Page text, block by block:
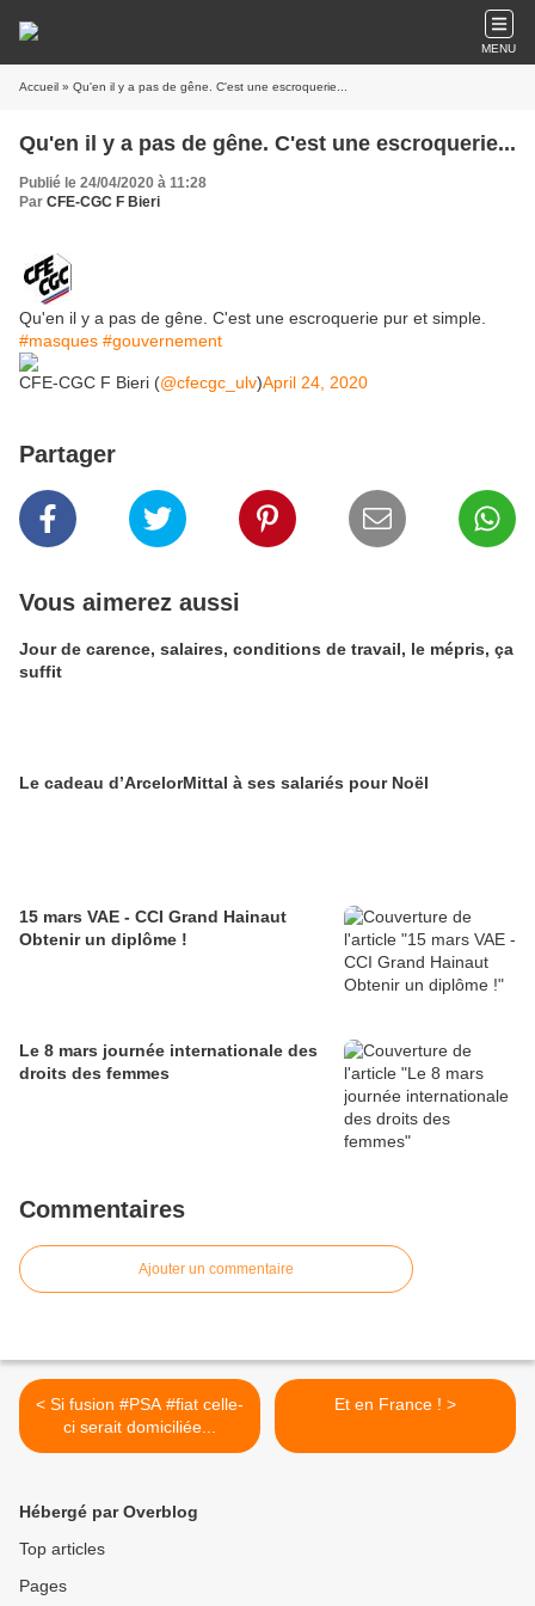
MENU
Accueil » Qu'en il y a pas de gêne. C'est une escroquerie...
Qu'en il y a pas de gêne. C'est une escroquerie...
Publié le 24/04/2020 à 11:28
Par CFE-CGC F Bieri
Qu'en il y a pas de gêne. C'est une escroquerie pur et simple.
#masques #gouvernement
CFE-CGC F Bieri (@cfecgc_ulv)April 24, 2020
Partager
Vous aimerez aussi
Jour de carence, salaires, conditions de travail, le mépris, ça
suffit
Le cadeau d’ArcelorMittal à ses salariés pour Noël
15 mars VAE - CCI Grand Hainaut
Obtenir un diplôme !
Le 8 mars journée internationale des
droits des femmes
Commentaires
Ajouter un commentaire
< Si fusion #PSA #fiat celle-
ci serait domiciliée...
Et en France ! >
Hébergé par Overblog
Top articles
Pages